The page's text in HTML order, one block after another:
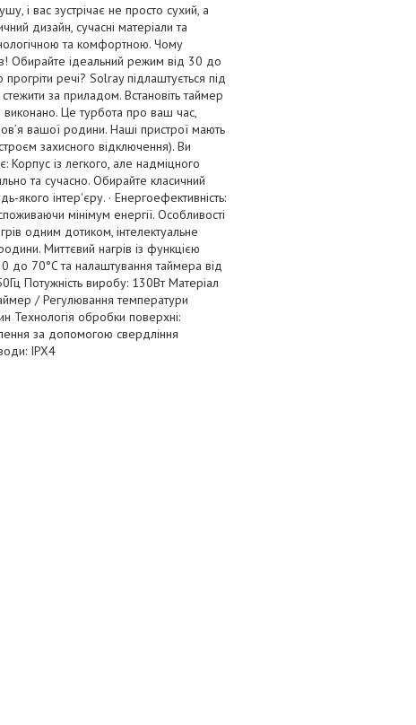
і вас зустрічає не просто сухий, а
дизайн, сучасні матеріали та
та комфортною. Чому
Обирайте ідеальний режим від 30 до
речі? Solray підлаштується під
за приладом. Встановіть таймер
Це турбота про ваш час,
вашої родини. Наші пристрої мають
захисного відключення). Ви
Корпус із легкого, але надміцного
та сучасно. Обирайте класичний
інтер'єру. · Енергоефективність:
мінімум енергії. Особливості
одним дотиком, інтелектуальне
Миттєвий нагрів із функцією
до 70°C та налаштування таймера від
Потужність виробу: 130Вт Матеріал
/ Регулювання температури
Технологія обробки поверхні:
за допомогою свердління
IPX4